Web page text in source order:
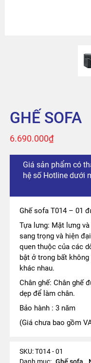
GHẾ SOFA
6.690.000₫
Giá sản phẩm có
hệ số Hotline dưới
Ghế sofa T014 – 01
Tựa lưng: Mặt lưng
sang trọng và hiện
quen thuộc của các
bật ở trong bất
khác nhau.
Chân ghế: Chân ghế
dẹp để làm chân.
Bảo hành : 3 năm
(Giá chưa bao gồm
SKU:T014 - 01